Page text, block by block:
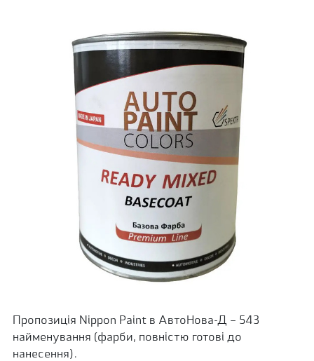
Пропозиція Nippon Paint в АвтоНова-Д – 543
найменування (фарби, повністю готові до
нанесення).